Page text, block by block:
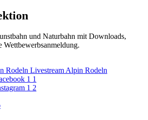
und Naturbahn mit Downloads,
Wettbewerbsanmeldung.
Rodeln Livestream Alpin Rodeln